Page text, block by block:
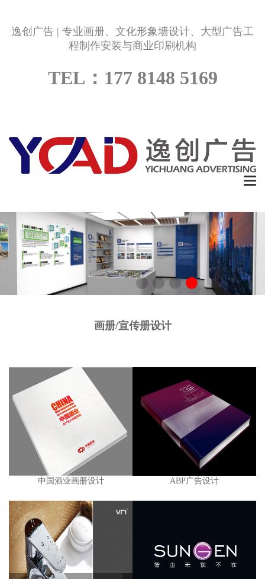
逸创广告 | 专业画册、文化形象墙设计、大型广告工
程制作安装与商业印刷机构
TEL：177 8148 5169

画册/宣传册设计
中国酒业画册设计 ABP广告设计